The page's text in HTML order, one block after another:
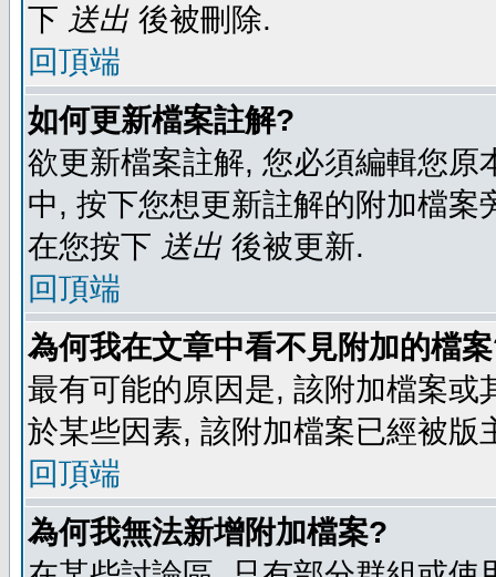
下 送出 後被刪除.
回頂端
如何更新檔案註解?
欲更新檔案註解, 您必須編輯您
中, 按下您想更新註解的附加檔案
在您按下 送出 後被更新.
回頂端
為何我在文章中看不見附加的檔
最有可能的原因是, 該附加檔案
於某些因素, 該附加檔案已經被版
回頂端
為何我無法新增附加檔案?